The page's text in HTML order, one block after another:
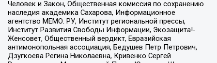
Человек и Закон, Общественная комиссия по сохранению
наследия академика Сахарова, Информационное
агентство МЕМО. РУ, Институт региональной прессы,
Институт Развития Свободы Информации, Экозащита!-
Женсовет, Общественный вердикт, Евразийская
антимонопольная ассоциация, Бедушев Петр Петрович,
Дзугкоева Регина Николаевна, Кривенко Сергей